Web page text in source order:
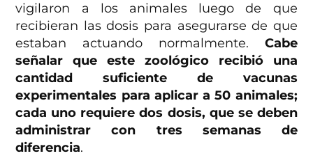
vigilaron a los animales luego de que
recibieran las dosis para asegurarse de que
estaban actuando normalmente. Cabe
señalar que este zoológico recibió una
cantidad suficiente de vacunas
experimentales para aplicar a 50 animales;
cada uno requiere dos dosis, que se deben
administrar con tres semanas de
diferencia.